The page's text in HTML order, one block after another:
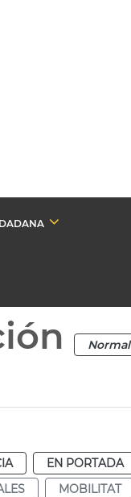
Normal
EN PORTADA
MOBILITAT